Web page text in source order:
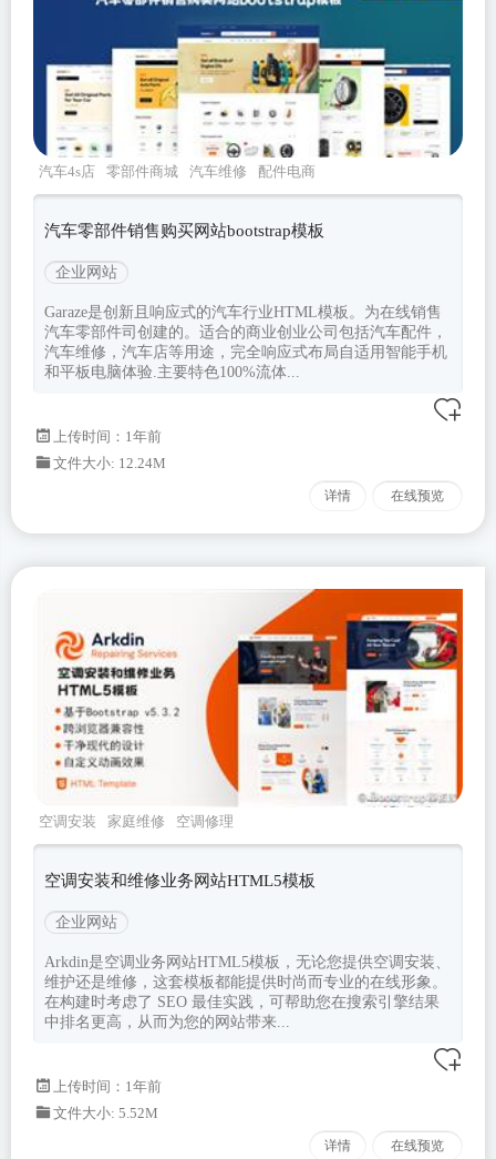
汽车4s店 零部件商城 汽车维修
配件电商
garaze
汽车零部件销售购买网站bootstrap模板
企业网站
Garaze是创新且响应式的汽车行业HTML模板。为在线销售
汽车零部件司创建的。适合的商业创业公司包括汽车配件，
汽车维修，汽车店等用途，完全响应式布局自适用智能手机
和平板电脑体验.主要特色100%流体...
上传时间：1年前
文件大小: 12.24M
详情 在线预览
空调安装 家庭维修
空调修理
空调安装和维修业务网站HTML5模板
企业网站
Arkdin是空调业务网站HTML5模板，无论您提供空调安装、
维护还是维修，这套模板都能提供时尚而专业的在线形象。
在构建时考虑了 SEO 最佳实践，可帮助您在搜索引擎结果
中排名更高，从而为您的网站带来...
上传时间：1年前
文件大小: 5.52M
详情 在线预览